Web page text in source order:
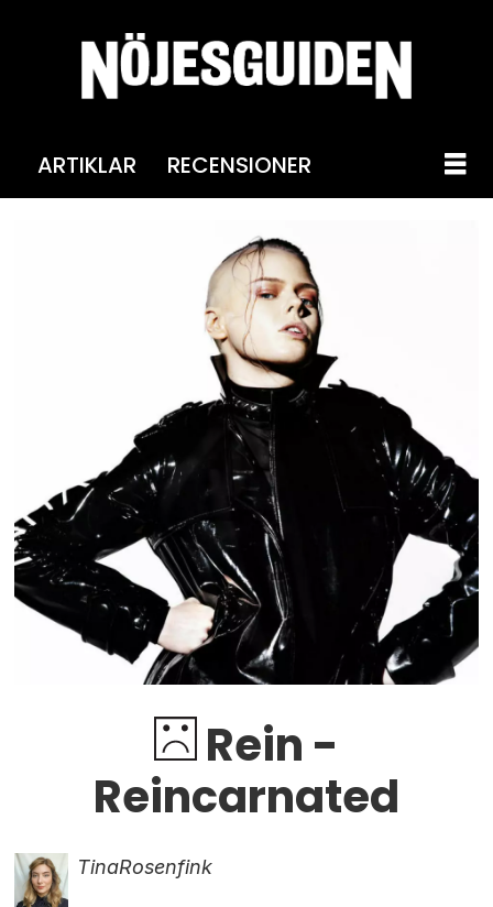
ARTIKLAR RECENSIONER
Rein -
Reincarnated
TinaRosenfink